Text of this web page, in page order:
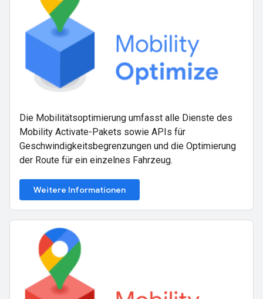
Die Mobilitätsoptimierung umfasst alle Dienste des
Mobility Activate-Pakets sowie APIs für
Geschwindigkeitsbegrenzungen und die Optimierung
der Route für ein einzelnes Fahrzeug.
Weitere Informationen